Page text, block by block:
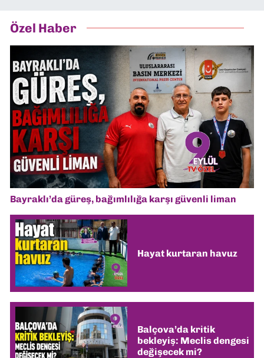
Özel Haber
Bayraklı’da güreş, bağımlılığa karşı güvenli liman
Hayat kurtaran havuz
Balçova’da kritik
bekleyiş: Meclis dengesi
değişecek mi?